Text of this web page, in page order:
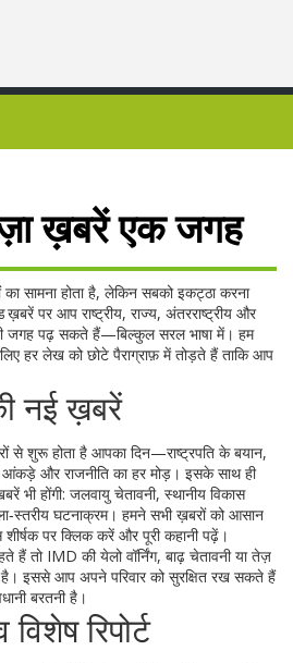
ख़बरें एक जगह
सामना होता है, लेकिन सबको इकट्ठा करना
पर आप राष्ट्रीय, राज्य, अंतरराष्ट्रीय और
जगह पढ़ सकते हैं—बिल्कुल सरल भाषा में। हम
हर लेख को छोटे पैराग्राफ़ में तोड़ते हैं ताकि आप
नई ख़बरें
से शुरू होता है आपका दिन—राष्ट्रपति के बयान,
और राजनीति का हर मोड़। इसके साथ ही
भी होंगी: जलवायु चेतावनी, स्थानीय विकास
घटनाक्रम। हमने सभी ख़बरों को आसान
पर क्लिक करें और पूरी कहानी पढ़ें।
तो IMD की येलो वॉर्निंग, बाढ़ चेतावनी या तेज़
इससे आप अपने परिवार को सुरक्षित रख सकते हैं
बरतनी है।
रिपोर्ट